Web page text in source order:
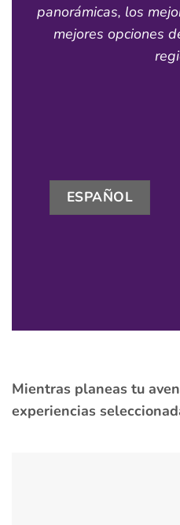
panorámicas, los
mejores opciones
ESPAÑOL
Mientras planeas tu
experiencias